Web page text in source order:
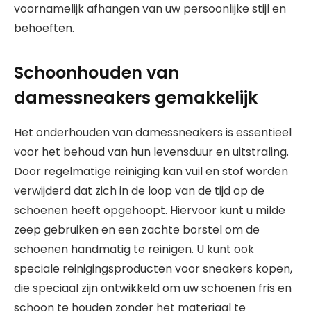
voornamelijk afhangen van uw persoonlijke stijl en
behoeften.
Schoonhouden van
damessneakers gemakkelijk
Het onderhouden van damessneakers is essentieel
voor het behoud van hun levensduur en uitstraling.
Door regelmatige reiniging kan vuil en stof worden
verwijderd dat zich in de loop van de tijd op de
schoenen heeft opgehoopt. Hiervoor kunt u milde
zeep gebruiken en een zachte borstel om de
schoenen handmatig te reinigen. U kunt ook
speciale reinigingsproducten voor sneakers kopen,
die speciaal zijn ontwikkeld om uw schoenen fris en
schoon te houden zonder het materiaal te